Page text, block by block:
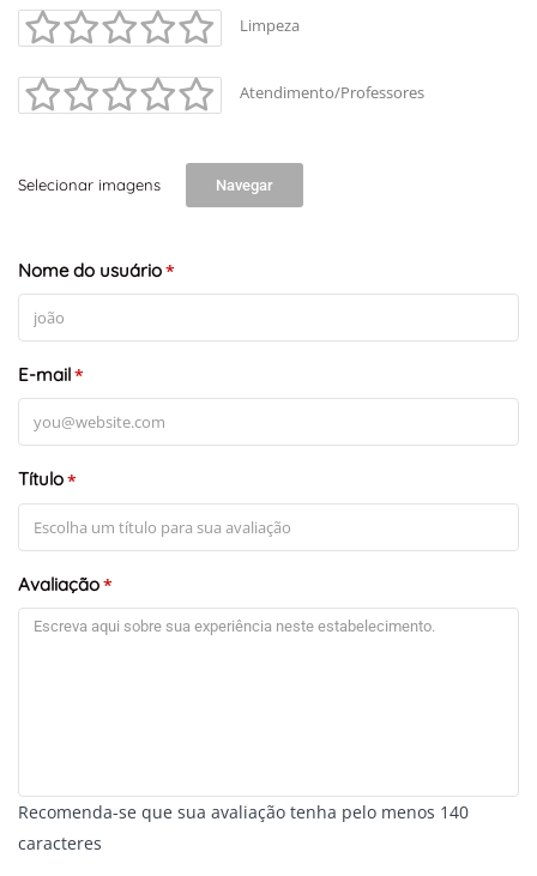
Limpeza
Atendimento/Professores
Selecionar imagens Navegar
Nome do usuário*
E-mail*
Título*
Avaliação*
Recomenda-se que sua avaliação tenha pelo menos 140
caracteres